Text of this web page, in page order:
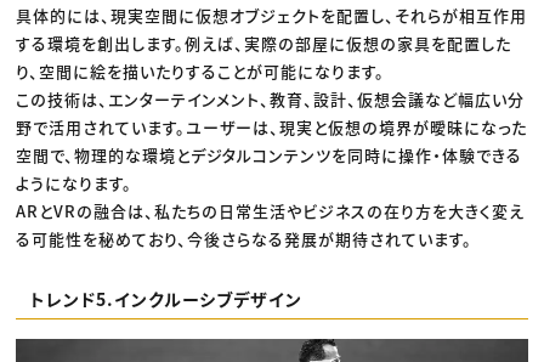
具体的には、現実空間に仮想オブジェクトを配置し、それらが相互作用
する環境を創出します。例えば、実際の部屋に仮想の家具を配置した
り、空間に絵を描いたりすることが可能になります。
この技術は、エンターテインメント、教育、設計、仮想会議など幅広い分
野で活用されています。ユーザーは、現実と仮想の境界が曖昧になった
空間で、物理的な環境とデジタルコンテンツを同時に操作・体験できる
ようになります。
ARとVRの融合は、私たちの日常生活やビジネスの在り方を大きく変え
る可能性を秘めており、今後さらなる発展が期待されています。
トレンド5.インクルーシブデザイン